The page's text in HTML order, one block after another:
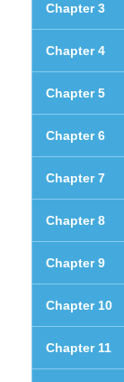
Chapter 3
Chapter 4
Chapter 5
Chapter 6
Chapter 7
Chapter 8
Chapter 9
Chapter 10
Chapter 11